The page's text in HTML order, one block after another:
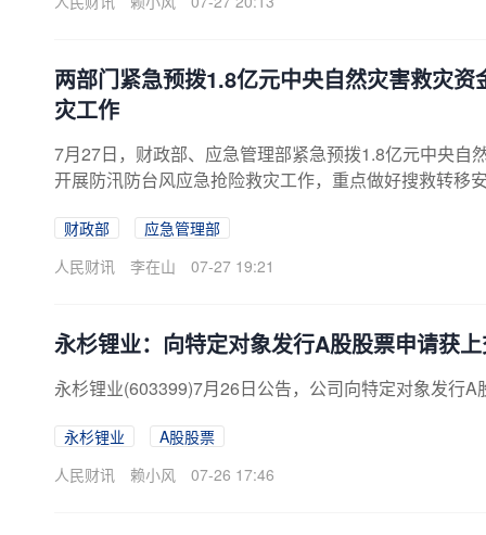
两部门紧急预拨1.8亿元中央自然灾害救灾
灾工作
7月27日，财政部、应急管理部紧急预拨1.8亿元中央
开展防汛防台风应急抢险救灾工作，重点做好搜救转移
财政部
应急管理部
人民财讯
李在山 07-27 19:21
永杉锂业：向特定对象发行A股股票申请获
永杉锂业(603399)7月26日公告，公司向特定对象发行
永杉锂业
A股股票
人民财讯
赖小风 07-26 17:46